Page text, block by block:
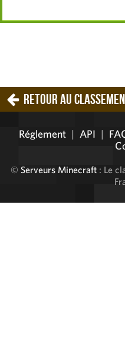
Retour au
Réglement | API |
© Serveurs Minecraft: Le